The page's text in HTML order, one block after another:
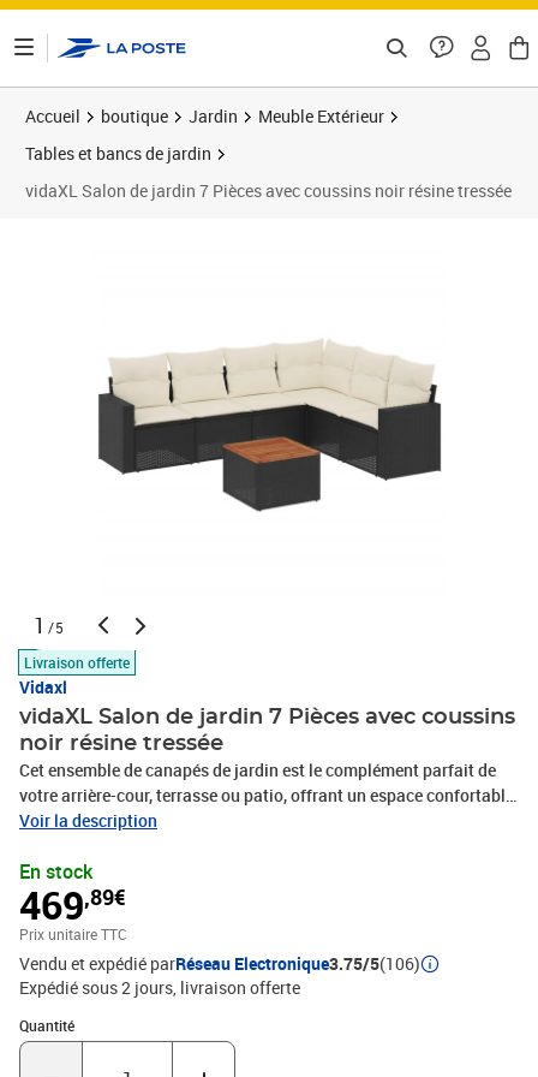
Accueil boutique Jardin
Meuble Extérieur
Tables et bancs de jardin
vidaXL Salon de jardin 7 Pièces avec coussins noir résine tressée
1 /5
Livraison offerte
Vidaxl
vidaXL Salon de jardin 7 Pièces avec coussins
noir résine tressée
Cet ensemble de canapés de jardin est le complément parfait de
votre arrière-cour, terrasse ou patio, offrant un espace confortable
et accueillant pour discuter avec la famille et les amis ou
la résine tressée, également connue sous le nom de poly rotin, est
un matériau synthétique solide et nécessitant peu d'entretien qui
ressemble au rotin naturel. Il est léger, facile à nettoyer et
couramment utilisé pour les meubles d'extérieur en raison de sa
durabilité et de ses propriétés de résistance aux
intempéries.Expérience d'assise confortable : ce mobilier
d'extérieur, doté de coussins épais, offre une expérience d'assise
confortable.Dessus stable et facile à nettoyer : cette table de
Voir la description
En stock
469,89€
Prix unitaire TTC
Vendu et expédié parRéseau Electronique3.75/5(106)
Expédié sous 2 jours livraison offerte
Quantité
Quantité : 1